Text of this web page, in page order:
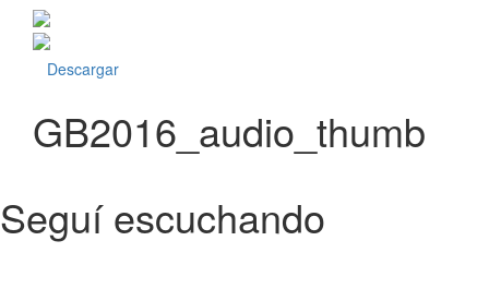
Descargar
GB2016_audio_thumb
Seguí escuchando